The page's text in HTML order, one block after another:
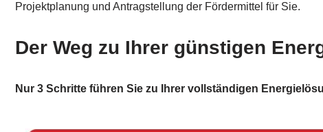
Projektplanung und Antragstellung der Fördermittel für Sie.
Der Weg zu Ihrer günstigen
Nur 3 Schritte führen Sie zu Ihrer vollständigen